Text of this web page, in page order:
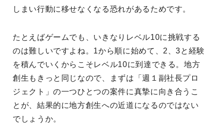
しまい行動に移せなくなる恐れがあるためです。
たとえばゲームでも、いきなりレベル10に挑戦する
のは難しいですよね。1から順に始めて、2、3と経験
を積んでいくからこそレベル10に到達できる。地方
創生もきっと同じなので、まずは「週１副社長プロ
ジェクト」の一つひとつの案件に真摯に向き合うこ
とが、結果的に地方創生への近道になるのではない
でしょうか。